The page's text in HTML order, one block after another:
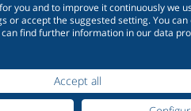
Régulation
Chimie
parfaitement coordonnées
en fonction de vos besoins
Digital Service
you and to improve it continuously we
or accept the suggested setting. You
find further information in our data
Accept all